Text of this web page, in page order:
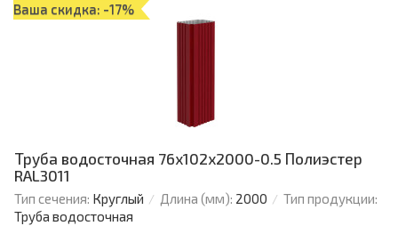
Ваша скидка: -17%
Труба водосточная 76х102х2000-0.5 Полиэстер
RAL3011
Тип сечения: Круглый Длина (мм): 2000
Тип продукции:
Труба водосточная